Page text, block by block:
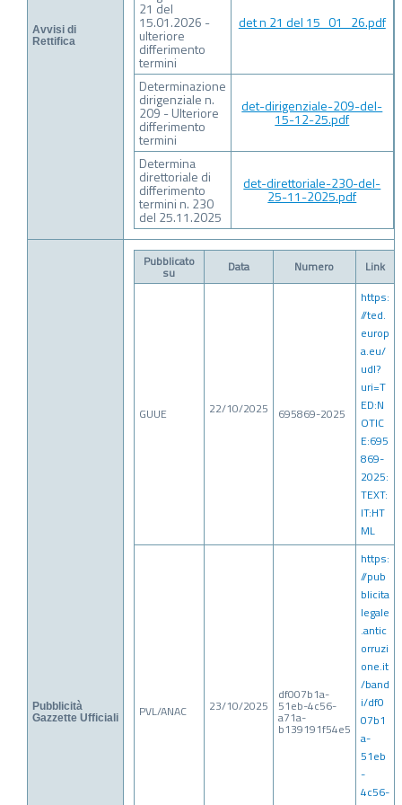
Avvisi di
Rettifica
21 del
15.01.2026 -
ulteriore
differimento
termini
det n 21 del 15_01_26.pdf
Determinazione
dirigenziale n.
209 - Ulteriore
differimento
termini
det-dirigenziale-209-del-
15-12-25.pdf
Determina
direttoriale di
differimento
termini n. 230
del 25.11.2025
det-direttoriale-230-del-
25-11-2025.pdf
Pubblicità
Gazzette Ufficiali
Pubblicato
su Data Numero Link
GUUE 22/10/2025 695869-2025
https:
//ted.
europ
a.eu/
udl?
uri=T
ED:N
OTIC
E:695
869-
2025:
TEXT:
IT:HT
ML
PVL/ANAC 23/10/2025
df007b1a-
51eb-4c56-
a71a-
b139191f54e5
https:
//pub
blicita
legale
.antic
orruzi
one.it
/band
i/df0
07b1
a-
51eb
-
4c56-